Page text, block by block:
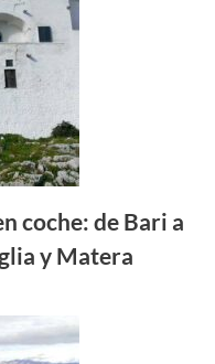
coche: de Bari a
y Matera